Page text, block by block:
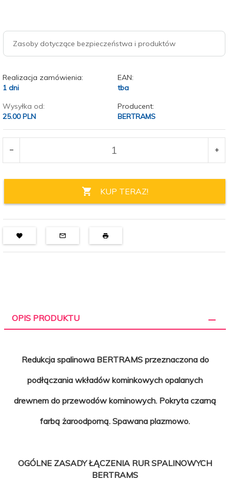
Zasoby dotyczące bezpieczeństwa i produktów
Realizacja zamówienia:
1 dni
EAN:
tba
Wysyłka od:
25.00 PLN
Producent:
BERTRAMS
KUP TERAZ!
OPIS PRODUKTU
Redukcja spalinowa BERTRAMS przeznaczona do
podłączania wkładów kominkowych opalanych
drewnem do przewodów kominowych. Pokryta czarną
farbą żaroodporną. Spawana plazmowo.
OGÓLNE ZASADY ŁĄCZENIA RUR SPALINOWYCH
BERTRAMS